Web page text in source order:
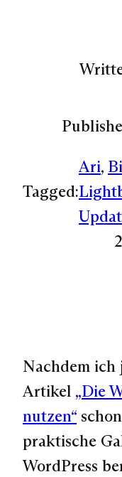
Tagged:
Ari,
Nachdem ich
Artikel „Die
nutzen“
praktische
WordPress